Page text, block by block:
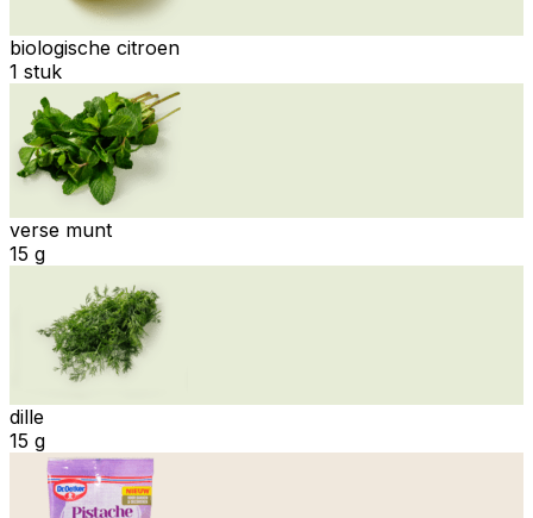
biologische citroen
1 stuk
verse munt
15 g
dille
15 g